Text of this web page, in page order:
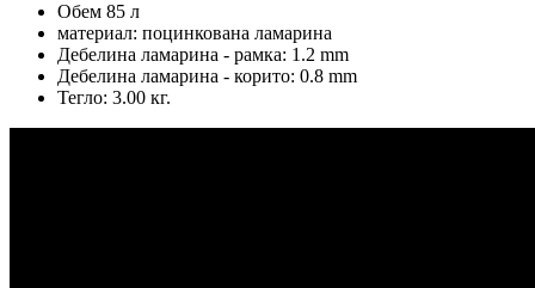
Обем 85 л
материал: поцинкована ламарина
Дебелина ламарина - рамка: 1.2 mm
Дебелина ламарина - корито: 0.8 mm
Тегло: 3.00 кг.